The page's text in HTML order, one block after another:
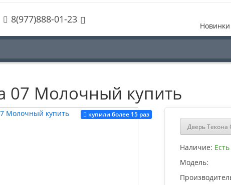
8(977)888-01-23
Новинки
07 Молочный купить
купили более 15 раз
Дверь Текона
Наличие:
Модель: